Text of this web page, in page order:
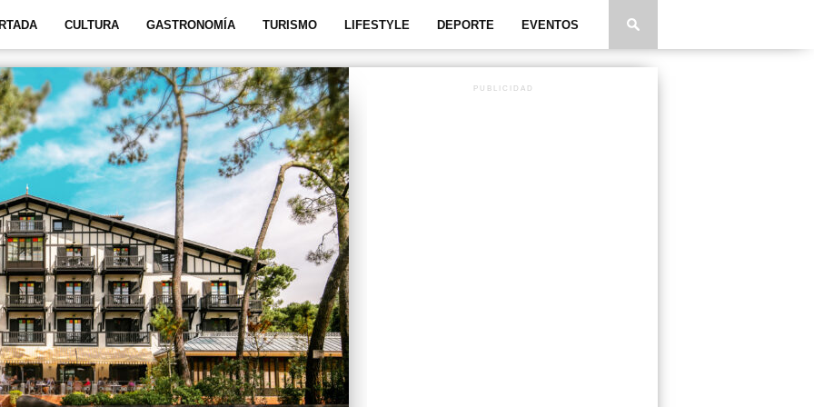
CULTURA GASTRONOMÍA TURISMO LIFESTYLE DEPORTE EVENTOS
PUBLICIDAD